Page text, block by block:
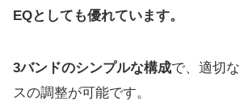
EQとしても優れています。
3バンドのシンプルな構成で、適切
スの調整が可能です。